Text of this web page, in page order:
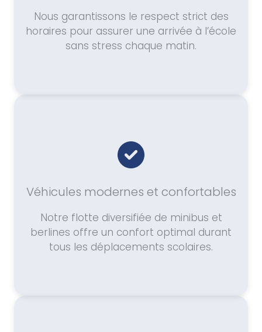
Nous garantissons le respect strict des
horaires pour assurer une arrivée à l’école
sans stress chaque matin.
Véhicules modernes et confortables
Notre flotte diversifiée de minibus et
berlines offre un confort optimal durant
tous les déplacements scolaires.